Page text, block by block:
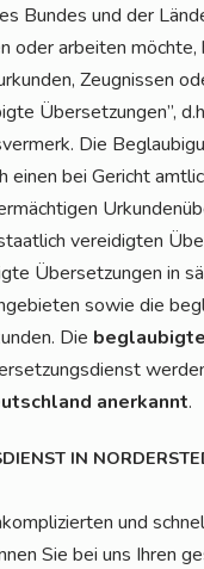
Bun­des und der
oder arbei­ten möch­te,
Zeug­nis­sen
Über­set­zun­gen”,
Die
einen bei Gericht
ver­ei­dig­ten
Über­set­zun­gen in
sowie die
Die
aner­kannt.
IN
und
Sie bei uns Ihren